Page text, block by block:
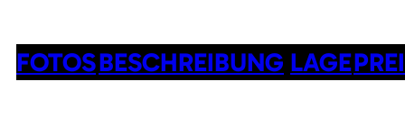
FOTOSBESCHREIBUNG LAGE